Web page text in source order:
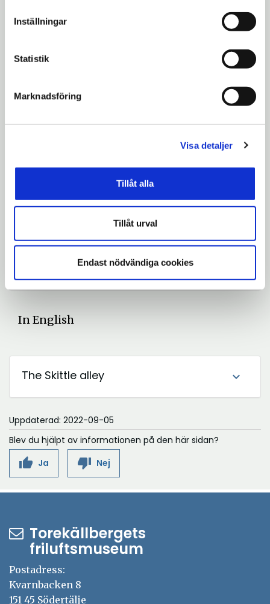
Inställningar
Statistik
Marknadsföring
Visa detaljer
Tillåt alla
Tillåt urval
Endast nödvändiga cookies
Karta över Saltskog, Södertälje, med röd
markering där kägelbanan har stått.
Om kägelspel
In English
The Skittle alley expand_more
Uppdaterad: 2022-09-05
Blev du hjälpt av informationen på den här sidan?
thumb_up Ja thumb_down Nej
Torekällbergets
friluftsmuseum
Postadress:
Kvarnbacken 8
151 45 Södertälje